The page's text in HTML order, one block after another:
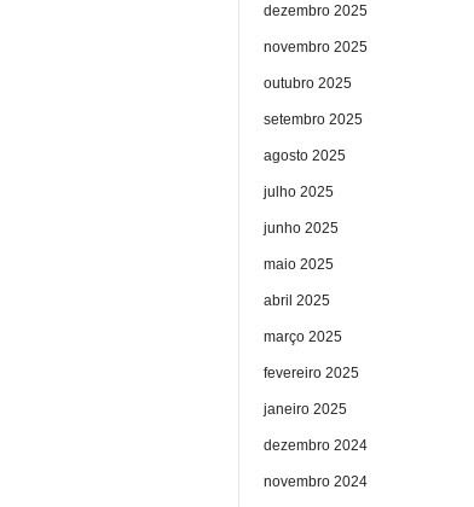
dezembro 2025
novembro 2025
outubro 2025
setembro 2025
agosto 2025
julho 2025
junho 2025
maio 2025
abril 2025
março 2025
fevereiro 2025
janeiro 2025
dezembro 2024
novembro 2024